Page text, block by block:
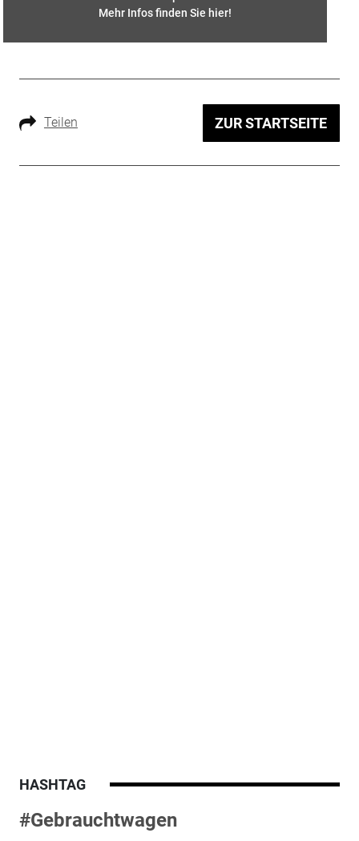
Mehr Infos finden Sie hier!
Teilen ZUR STARTSEITE
HASHTAG
#Gebrauchtwagen